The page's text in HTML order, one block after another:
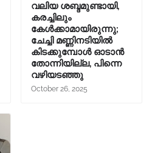
വലിയ ശബ്ദമുണ്ടായി,
കരച്ചിലും
കേൾക്കാമായിരുന്നു;
ചേച്ചി മണ്ണിനടിയിൽ
കിടക്കുമ്പോൾ ഓടാൻ
തോന്നിയില്ല, പിന്നെ
വഴിയടഞ്ഞു
October 26, 2025